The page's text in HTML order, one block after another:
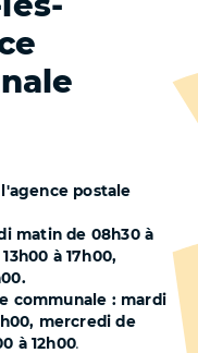
postale
matin de 08h30 à
à 17h00,
communale : mardi
mercredi de
à 12h00.